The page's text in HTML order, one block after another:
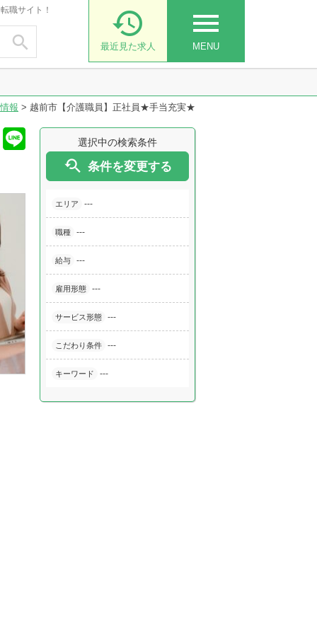
職サイト！

menu
MENU

最近見た求人
報 > 越前市【介護職員】正社員★手当充実★
選択中の検索条件
 条件を変更する
エリア ---
職種 ---
給与 ---
雇用形態 ---
サービス形態 ---
こだわり条件 ---
キーワード ---